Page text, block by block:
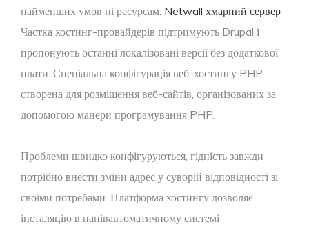
найменших умов ні ресурсам. Netwall хмарний сервер
Частка хостинг-провайдерів підтримують Drupal і
пропонують останні локалізовані версії без додаткової
плати. Спеціальна конфігурація веб-хостингу PHP
створена для розміщення веб-сайтів, організованих за
допомогою манери програмування PHP.
Проблеми швидко конфігуруються, гідність завжди
потрібно внести зміни адрес у суворій відповідності зі
своїми потребами. Платформа хостингу дозволяє
інсталяцію в напівавтоматичному системі